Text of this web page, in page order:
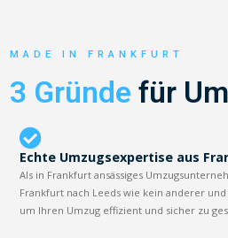
MADE IN FRANKFURT
3 Gründe für
Echte Umzugsexpertise aus
Als in Frankfurt ansässiges
Frankfurt nach Leeds wie kein anderer
um Ihren Umzug effizient und sicher zu